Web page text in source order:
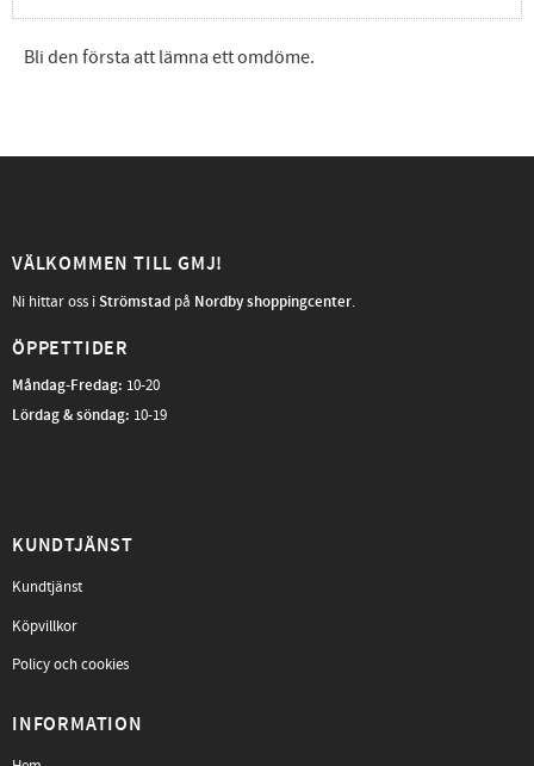
Bli den första att lämna ett omdöme.
VÄLKOMMEN TILL GMJ!
Ni hittar oss iStrömstad på Nordby shoppingcenter.
ÖPPETTIDER
Måndag-Fredag: 10-20
Lördag & söndag: 10-19
KUNDTJÄNST
Kundtjänst
Köpvillkor
Policy och cookies
INFORMATION